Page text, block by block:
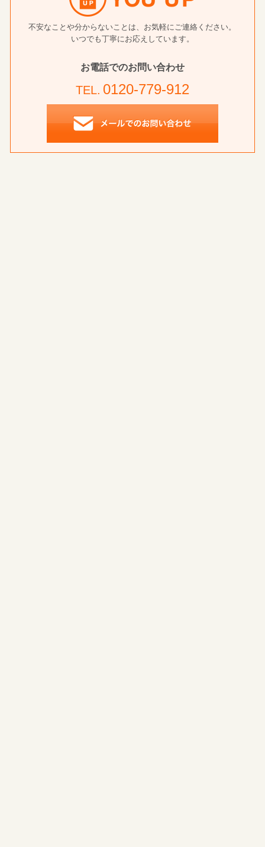
不安なことや分からないことは、お気軽にご連絡ください。
いつでも丁寧にお応えしています。
お電話でのお問い合わせ
TEL. 0120-779-912